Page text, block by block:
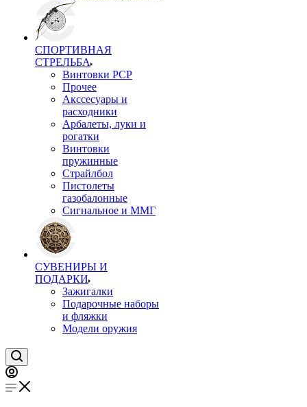
СПОРТИВНАЯ
СТРЕЛЬБА
Винтовки PCP
Прочее
Акссесуары и
расходники
Арбалеты, луки и
рогатки
Винтовки
пружинные
Страйлбол
Пистолеты
газобалонные
Сигнальное и ММГ
СУВЕНИРЫ И
ПОДАРКИ
Зажигалки
Подарочные наборы
и фляжки
Модели оружия